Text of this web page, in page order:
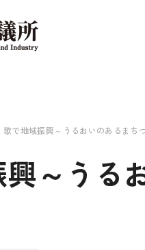
歌で地域振興～うるおいのあるまち
～うる